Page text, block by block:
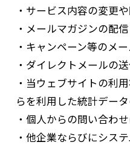
・サービス内容の変更
・メールマガジンの配信
・キャンペーン等のメ
・ダイレクトメールの
・当ウェブサイトの利
らを利用した統計デー
・個人からの問い合わ
・他企業ならびにシス